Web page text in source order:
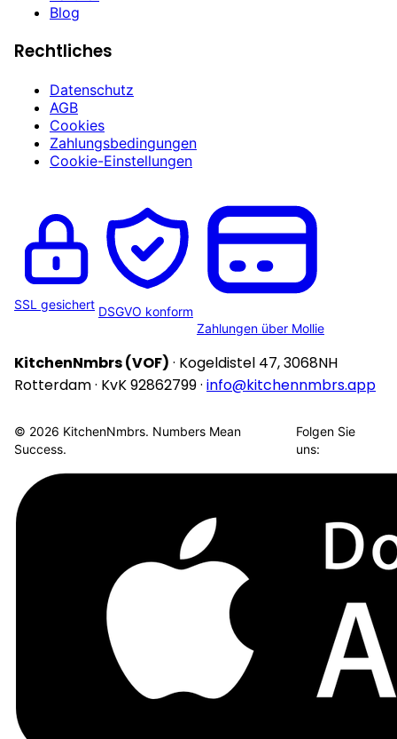
Blog
Rechtliches
Datenschutz
AGB
Cookies
Zahlungsbedingungen
Cookie-Einstellungen
SSL gesichert DSGVO konform
Zahlungen über Mollie
KitchenNmbrs (VOF) · Kogeldistel 47, 3068NH
Rotterdam · KvK 92862799 · info@kitchennmbrs.app
© 2026 KitchenNmbrs. Numbers Mean
Success.
Folgen Sie
uns: